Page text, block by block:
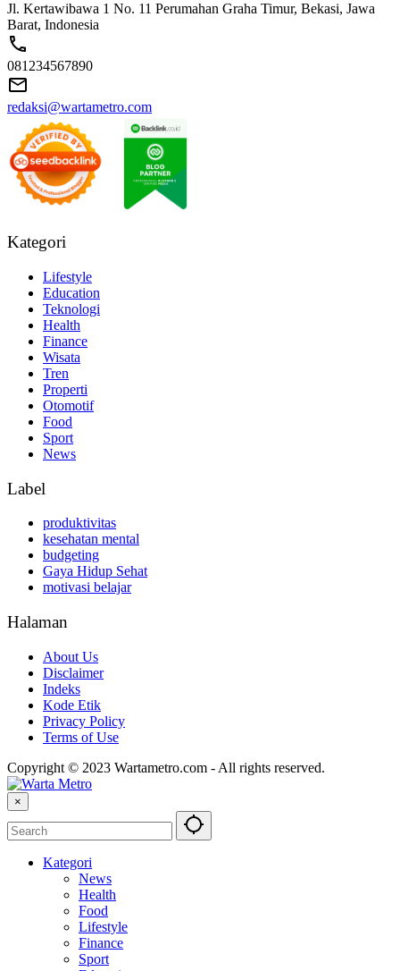
Jl. Kertawibawa 1 No. 11 Perumahan Graha Timur, Bekasi, Jawa
Barat, Indonesia
081234567890
redaksi@wartametro.com
Kategori
Lifestyle
Education
Teknologi
Health
Finance
Wisata
Tren
Properti
Otomotif
Food
Sport
News
Label
produktivitas
kesehatan mental
budgeting
Gaya Hidup Sehat
motivasi belajar
Halaman
About Us
Disclaimer
Indeks
Kode Etik
Privacy Policy
Terms of Use
Copyright © 2023 Wartametro.com - All rights reserved.
×
Kategori
News
Health
Food
Lifestyle
Finance
Sport